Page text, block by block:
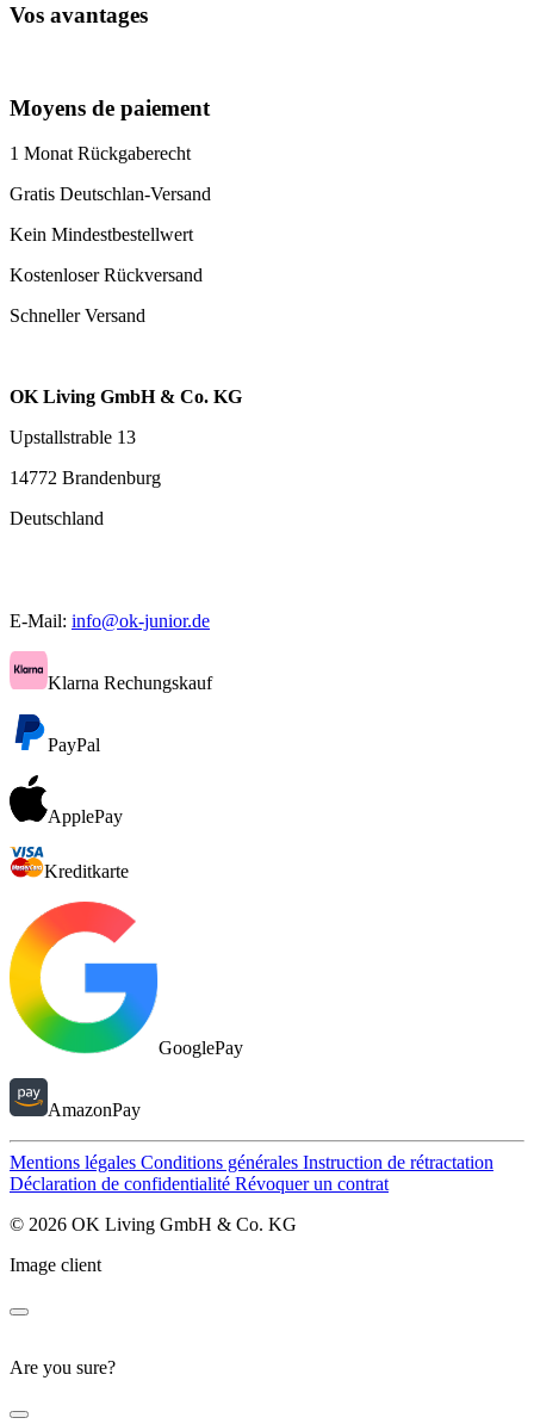
Vos avantages
Moyens de paiement
1 Monat Rückgaberecht
Gratis Deutschlan-Versand
Kein Mindestbestellwert
Kostenloser Rückversand
Schneller Versand
OK Living GmbH & Co. KG
Upstallstrable 13
14772 Brandenburg
Deutschland
E-Mail: info@ok-junior.de
Klarna Rechungskauf
PayPal
ApplePay
Kreditkarte
GooglePay
AmazonPay
Mentions légales Conditions générales Instruction de rétractation
Déclaration de confidentialité Révoquer un contrat
© 2026 OK Living GmbH & Co. KG
Image client
Are you sure?